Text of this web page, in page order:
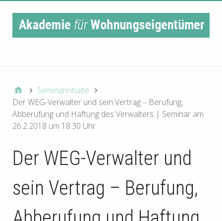
Seminarinhalte
Der WEG-Verwalter und sein Vertrag – Berufung,
Abberufung und Haftung des Verwalters | Seminar am
26.2.2018 um 18.30 Uhr
Der WEG-Verwalter und
sein Vertrag – Berufung,